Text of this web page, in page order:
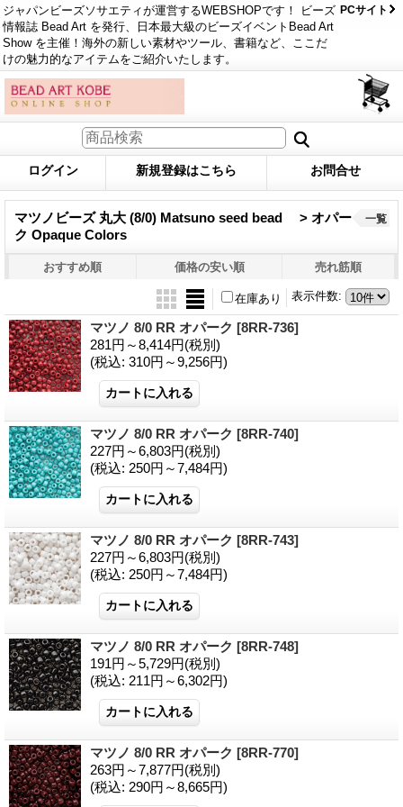
ジャパンビーズソサエティが運営するWEBSHOPです！ ビーズ
情報誌 Bead Art を発行、日本最大級のビーズイベントBead Art
Show を主催！海外の新しい素材やツール、書籍など、ここだ
けの魅力的なアイテムをご紹介いたします。
PCサイト
ログイン 新規登録はこちら お問合せ
マツノビーズ 丸大 (8/0) Matsuno seed bead > オパー
ク Opaque Colors
一覧
おすすめ順 価格の安い順 売れ筋順
表示件数:
在庫あり
マツノ 8/0 RR オパーク [8RR-736]
281円～8,414円(税別)
(税込: 310円～9,256円)
マツノ 8/0 RR オパーク [8RR-740]
227円～6,803円(税別)
(税込: 250円～7,484円)
マツノ 8/0 RR オパーク [8RR-743]
227円～6,803円(税別)
(税込: 250円～7,484円)
マツノ 8/0 RR オパーク [8RR-748]
191円～5,729円(税別)
(税込: 211円～6,302円)
マツノ 8/0 RR オパーク [8RR-770]
263円～7,877円(税別)
(税込: 290円～8,665円)